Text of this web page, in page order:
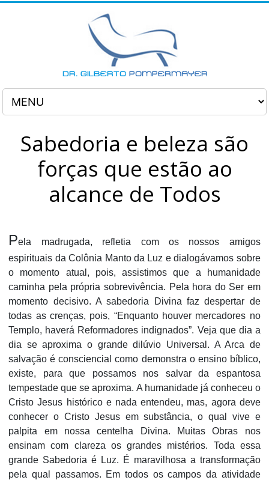
Sabedoria e beleza são
forças que estão ao
alcance de Todos
Pela madrugada, refletia com os nossos amigos
espirituais da Colônia Manto da Luz e dialogávamos sobre
o momento atual, pois, assistimos que a humanidade
caminha pela própria sobrevivência. Pela hora do Ser em
momento decisivo. A sabedoria Divina faz despertar de
todas as crenças, pois, “Enquanto houver mercadores no
Templo, haverá Reformadores indignados”. Veja que dia a
dia se aproxima o grande dilúvio Universal. A Arca de
salvação é consciencial como demonstra o ensino bíblico,
existe, para que possamos nos salvar da espantosa
tempestade que se aproxima. A humanidade já conheceu o
Cristo Jesus histórico e nada entendeu, mas, agora deve
conhecer o Cristo Jesus em substância, o qual vive e
palpita em nossa centelha Divina. Muitas Obras nos
ensinam com clareza os grandes mistérios. Toda essa
grande Sabedoria é Luz. É maravilhosa a transformação
pela qual passamos. Em todos os campos da atividade